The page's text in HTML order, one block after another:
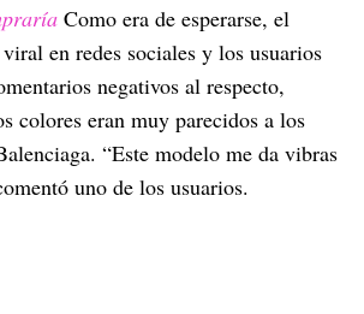
Como era de esperarse, el
en redes sociales y los usuarios
negativos al respecto,
colores eran muy parecidos a los
“Este modelo me da vibras
uno de los usuarios.